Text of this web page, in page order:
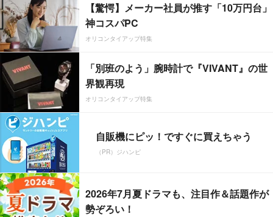
【驚愕】メーカー社員が推す「10万円台」
神コスパPC
オリコンタイアップ特集
「別班のよう」腕時計で『VIVANT』の世
界観再現
オリコンタイアップ特集
自販機にピッ！ですぐに買えちゃう
（PR）ジハンピ
2026年7月夏ドラマも、注目作＆話題作が
勢ぞろい！